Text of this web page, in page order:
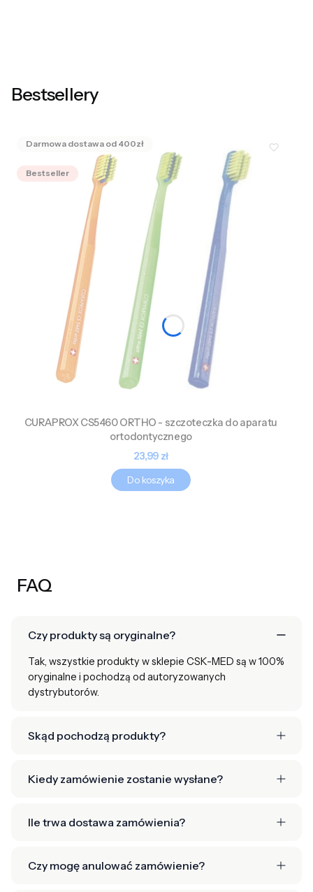
Bestsellery
Bestseller
CURAPROX CS5460 ORTHO - szczoteczka do aparatu
ortodontycznego
Cena
23,99 zł
Do koszyka
FAQ
Czy produkty są oryginalne?
Tak, wszystkie produkty w sklepie CSK-MED są w 100%
oryginalne i pochodzą od autoryzowanych
dystrybutorów.
Skąd pochodzą produkty?
Kiedy zamówienie zostanie wysłane?
Ile trwa dostawa zamówienia?
Czy mogę anulować zamówienie?